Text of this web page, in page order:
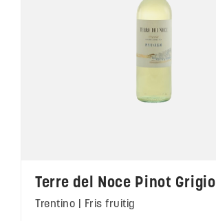
Terre del Noce Pinot Grigio
Trentino | Fris fruitig